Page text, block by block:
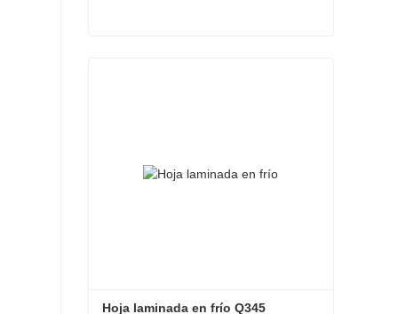
Hoja laminada en frío Q345